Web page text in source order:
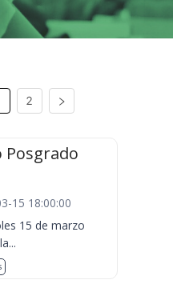
2
Posgrado
15 18:00:00
15 de marzo